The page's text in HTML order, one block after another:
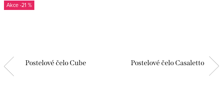
-21 %
Postelové čelo Cube Postelové čelo Casaletto